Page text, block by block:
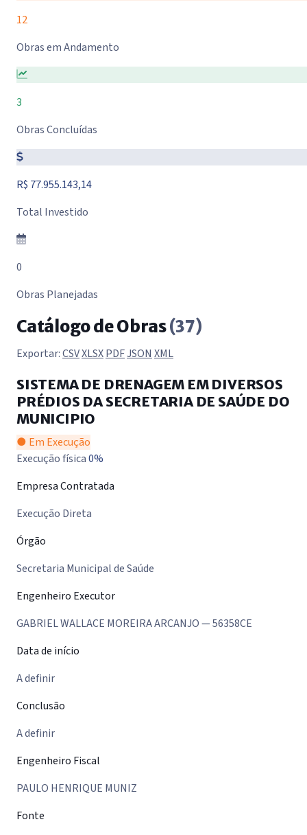
12
Obras em Andamento
3
Obras Concluídas
R$ 77.955.143,14
Total Investido
0
Obras Planejadas
Catálogo de Obras(37)
Exportar:CSVXLSXPDFJSON XML
SISTEMA DE DRENAGEM EM DIVERSOS
PRÉDIOS DA SECRETARIA DE SAÚDE DO
MUNICIPIO
● Em Execução
Execução física0%
Empresa Contratada
Execução Direta
Órgão
Secretaria Municipal de Saúde
Engenheiro Executor
GABRIEL WALLACE MOREIRA ARCANJO — 56358CE
Data de início
A definir
Conclusão
A definir
Engenheiro Fiscal
PAULO HENRIQUE MUNIZ
Fonte